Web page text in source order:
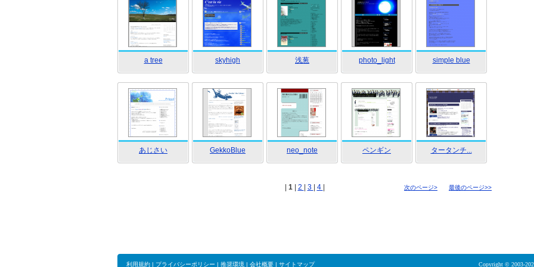
a tree skyhigh 浅葱 photo_light simple blue
あじさい GekkoBlue neo_note ペンギン タータンチ...
1 2 3 4 次のページ> 最後のページ>>
利用規約 | プライバシーポリシー | 推奨環境 | 会社概要 | サイトマップ Copyright © 2003-